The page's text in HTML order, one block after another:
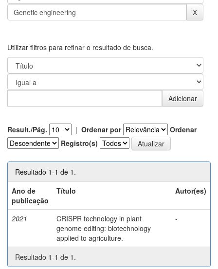
Utilizar filtros para refinar o resultado de busca.
Result./Pág. | Ordenar por
Ordenar
Registro(s)
Resultado 1-1 de 1.
Ano de
publicação
Título Autor(es)
2021
CRISPR technology in plant
genome editing: biotechnology
applied to agriculture.
-
Resultado 1-1 de 1.